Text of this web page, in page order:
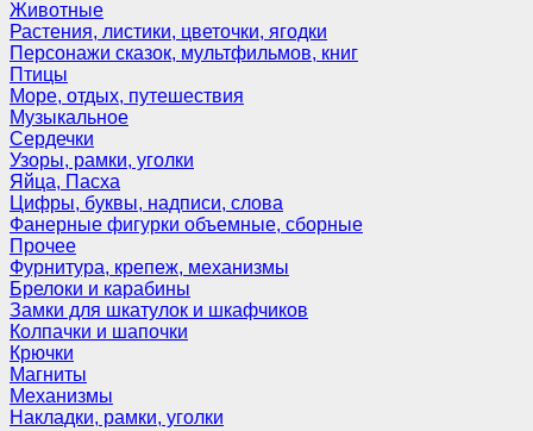
Животные
Растения, листики, цветочки, ягодки
Персонажи сказок, мультфильмов, книг
Птицы
Море, отдых, путешествия
Музыкальное
Сердечки
Узоры, рамки, уголки
Яйца, Пасха
Цифры, буквы, надписи, слова
Фанерные фигурки объемные, сборные
Прочее
Фурнитура, крепеж, механизмы
Брелоки и карабины
Замки для шкатулок и шкафчиков
Колпачки и шапочки
Крючки
Магниты
Механизмы
Накладки, рамки, уголки